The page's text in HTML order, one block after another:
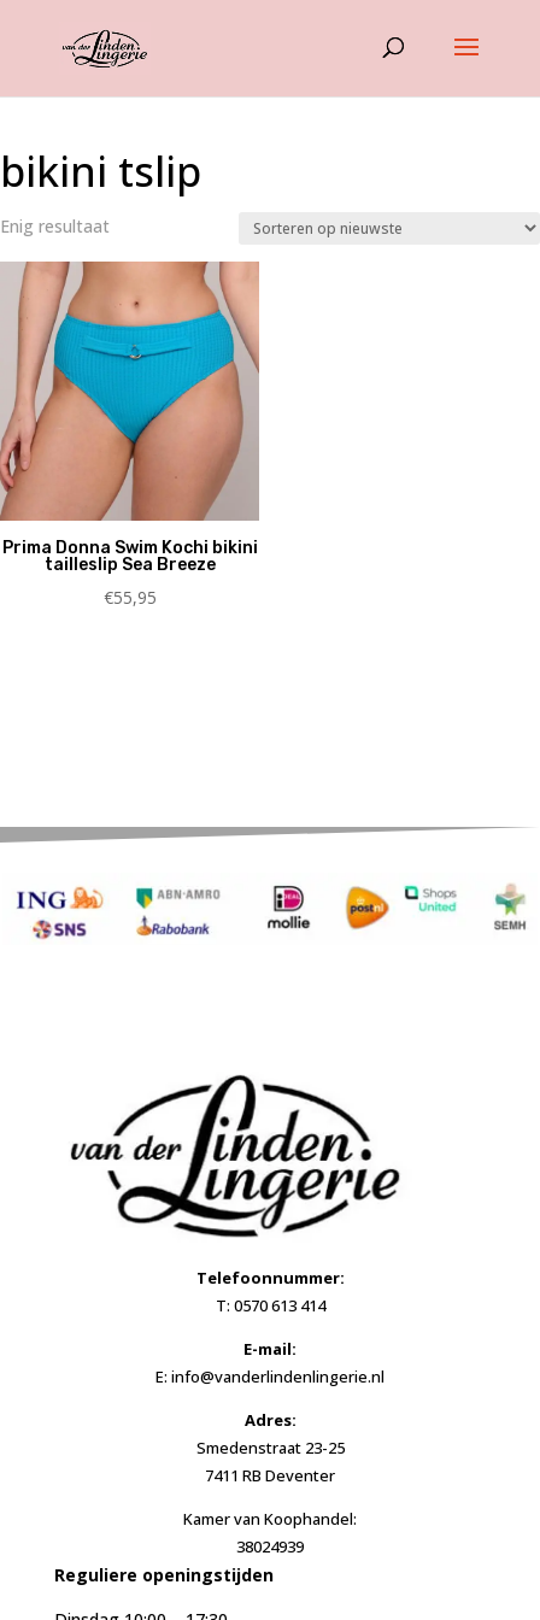
bikini tslip
Enig resultaat
Prima Donna Swim Kochi bikini
tailleslip Sea Breeze
€55,95
Telefoonnummer:
T: 0570 613 414
E-mail:
E: info@vanderlindenlingerie.nl
Adres:
Smedenstraat 23-25
7411 RB Deventer
Kamer van Koophandel:
38024939
Reguliere openingstijden